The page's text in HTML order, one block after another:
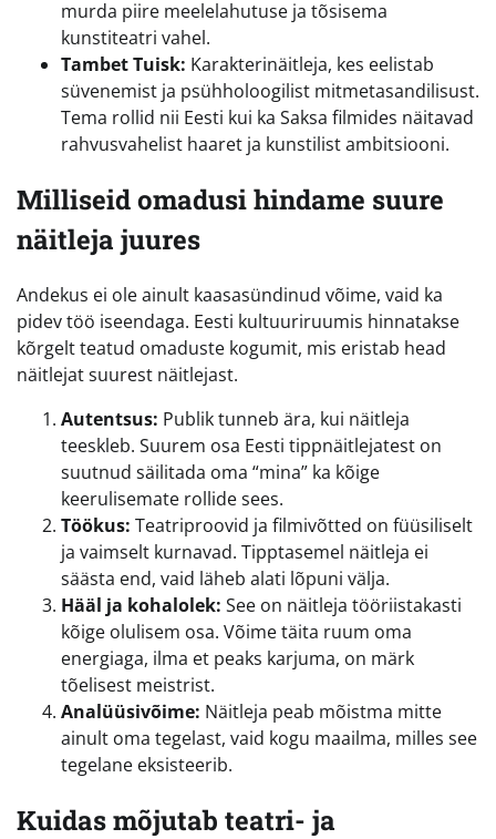
murda piire meelelahutuse ja tõsisema
kunstiteatri vahel.
Tambet Tuisk: Karakterinäitleja, kes eelistab
süvenemist ja psühholoogilist mitmetasandilisust.
Tema rollid nii Eesti kui ka Saksa filmides näitavad
rahvusvahelist haaret ja kunstilist ambitsiooni.
Milliseid omadusi hindame suure
näitleja juures
Andekus ei ole ainult kaasasündinud võime, vaid ka
pidev töö iseendaga. Eesti kultuuriruumis hinnatakse
kõrgelt teatud omaduste kogumit, mis eristab head
näitlejat suurest näitlejast.
Autentsus: Publik tunneb ära, kui näitleja
teeskleb. Suurem osa Eesti tippnäitlejatest on
suutnud säilitada oma “mina” ka kõige
keerulisemate rollide sees.
Töökus: Teatriproovid ja filmivõtted on füüsiliselt
ja vaimselt kurnavad. Tipptasemel näitleja ei
säästa end, vaid läheb alati lõpuni välja.
Hääl ja kohalolek: See on näitleja tööriistakasti
kõige olulisem osa. Võime täita ruum oma
energiaga, ilma et peaks karjuma, on märk
tõelisest meistrist.
Analüüsivõime: Näitleja peab mõistma mitte
ainult oma tegelast, vaid kogu maailma, milles see
tegelane eksisteerib.
Kuidas mõjutab teatri- ja